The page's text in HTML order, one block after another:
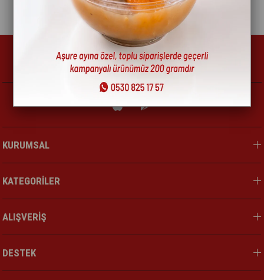
KURUMSAL
KATEGORİLER
ALIŞVERİŞ
DESTEK